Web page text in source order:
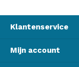
Klantenservice
Mijn account